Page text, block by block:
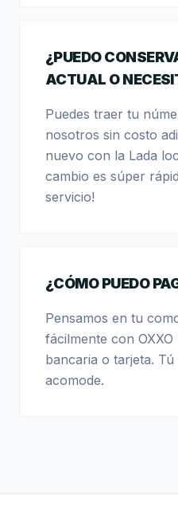
¿PUEDO
ACTUAL O
Puedes traer tu
nosotros sin costo
nuevo con la Lada
cambio es súper
servicio!
¿CÓMO PUEDO
Pensamos en tu
fácilmente con
bancaria o tarjeta.
acomode.